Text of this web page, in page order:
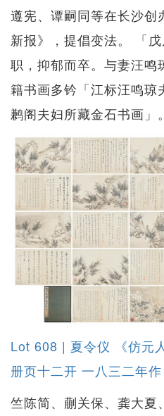
遵宪、谭嗣同等在长沙创
新报》，提倡变法。 「
职，抑郁而卒。与妻汪鸣
籍书画多钤「江标汪鸣琼
鹣阁夫妇所藏金石书画」。
Lot 608 | 夏令仪 《仿元
册页十二开 一八三二年作
竺陈简、蒯关保、龚大夏